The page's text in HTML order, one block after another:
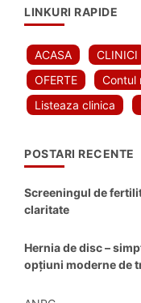
LINKURI RAPIDE
ACASA CLINICI
OFERTE
Contul
Listeaza clinica
POSTARI RECENTE
Screeningul de
claritate
Hernia de disc –
opțiuni moderne de